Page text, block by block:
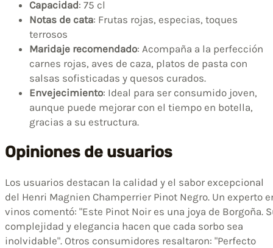
Capacidad: 75 cl
Notas de cata: Frutas rojas, especias, toques
terrosos
Maridaje recomendado: Acompaña a la perfección
carnes rojas, aves de caza, platos de pasta con
salsas sofisticadas y quesos curados.
Envejecimiento: Ideal para ser consumido joven,
aunque puede mejorar con el tiempo en botella,
gracias a su estructura.
Opiniones de usuarios
Los usuarios destacan la calidad y el sabor excepcional
del Henri Magnien Champerrier Pinot Negro. Un experto
vinos comentó: "Este Pinot Noir es una joya de Borgoña.
complejidad y elegancia hacen que cada sorbo sea
inolvidable". Otros consumidores resaltaron: "Perfecto